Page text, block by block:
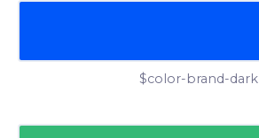
$color-brand-dark